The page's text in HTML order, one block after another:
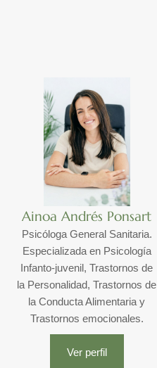
Ainoa Andrés Ponsart
Psicóloga General Sanitaria.
Especializada en Psicología
Infanto-juvenil, Trastornos de
la Personalidad, Trastornos de
la Conducta Alimentaria y
Trastornos emocionales.
Ver perfil